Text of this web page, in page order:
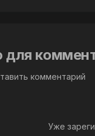
для
комментарий
Уже